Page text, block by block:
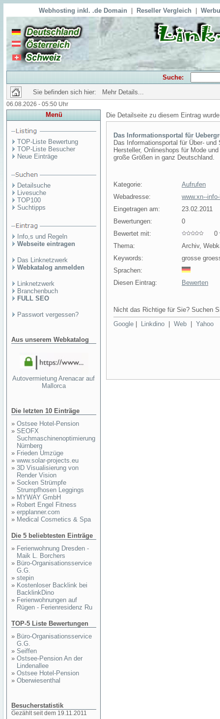
Webhosting inkl. .de Domain Reseller Vergleich
Suche:
Sie befinden sich hier: Mehr Details...
06.08.2026 - 05:50 Uhr
Menü
TOP-Liste Bewertung
TOP-Liste Besucher
Neue Einträge
Detailsuche
Livesuche
TOP100
Suchtipps
Info,s und Regeln
Webseite eintragen
Das Linknetzwerk
Webkatalog anmelden
Linknetzwerk
Branchenbuch
FULL SEO
Passwort vergessen?
Aus unserem Webkatalog
Autovermietung Arenacar auf
Mallorca
Die letzten 10 Einträge
» Ostsee Hotel-Pension
» SEOFX
Suchmaschinenoptimierung
Nürnberg
» Frieden Umzüge
» www.solar-projects.eu
» 3D Visualisierung von
Render Vision
» Socken Strümpfe
Strumpfhosen Leggings
» MYWAY GmbH
» Robert Engel Fitness
» erpplanner.com
» Medical Cosmetics & Spa
Die 5 beliebtesten Einträge
» Ferienwohnung Dresden -
Maik L. Borchers
» Büro-Organisationsservice
G.G.
» stepin
» Kostenloser Backlink bei
BacklinkDino
» Ferienwohnungen auf
Rügen - Ferienresidenz Ru
TOP-5 Liste Bewertungen
» Büro-Organisationsservice
G.G.
» Seiffen
» Ostsee-Pension An der
Lindenallee
» Ostsee Hotel-Pension
» Oberwiesenthal
Besucherstatistik
Gezählt seit dem 19.11.2011
Die Detailseite zu diesem Eintrag
Das Informationsportal für
Das Informationsportal für Über-
Hersteller, Onlineshops für Mode
große Größen in ganz Deutschland.
Kategorie:
Aufrufen
Webadresse:
www.xn--
Eingetragen am:
23.02.2011
Bewertungen:
0
Bewertet mit:
0
Thema:
Archiv,
Keywords:
grosse
Sprachen:
Diesen Eintrag:
Bewerten
Nicht das Richtige für Sie? Suchen
Google
Linkdino Web Yahoo